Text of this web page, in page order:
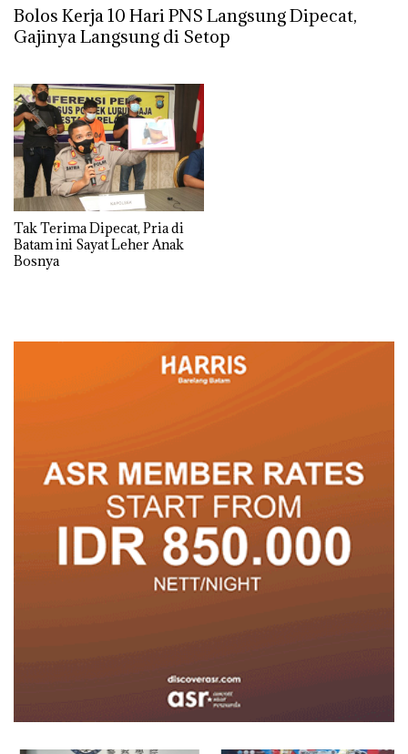
Bolos Kerja 10 Hari PNS Langsung Dipecat,
Gajinya Langsung di Setop
Tak Terima Dipecat, Pria di
Batam ini Sayat Leher Anak
Bosnya